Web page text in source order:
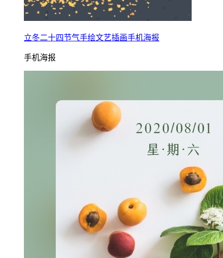
立冬二十四节气手绘文艺插画手机海报
手机海报